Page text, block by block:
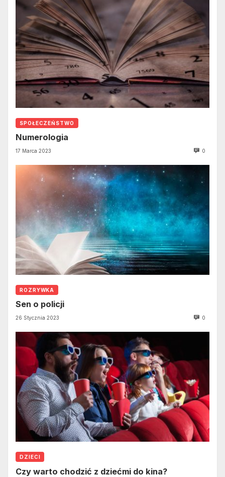
SPOŁECZEŃSTWO
Numerologia
17 Marca 2023 0
ROZRYWKA
Sen o policji
26 Stycznia 2023 0
DZIECI
Czy warto chodzić z dziećmi do kina?